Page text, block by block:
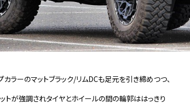
カラーのマットブラック/リムDCも足元を引き締めつつ、
トが強調されタイヤとホイールの間の輪郭ははっきり